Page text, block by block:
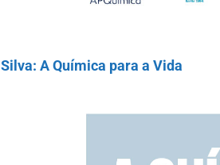
A Química para a Vida